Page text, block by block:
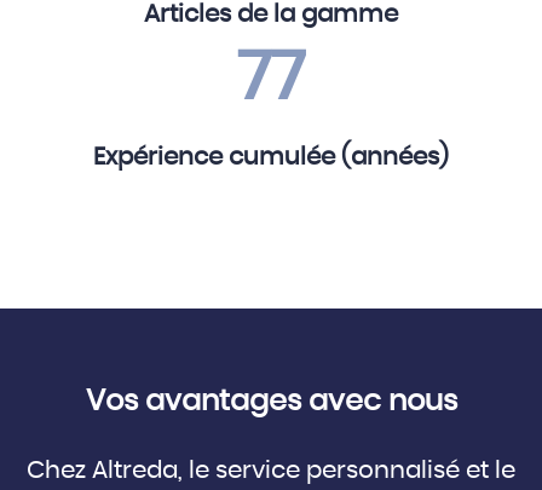
Articles de la gamme
77
Expérience cumulée (années)
Vos avantages avec nous
Chez Altreda, le service personnalisé et le